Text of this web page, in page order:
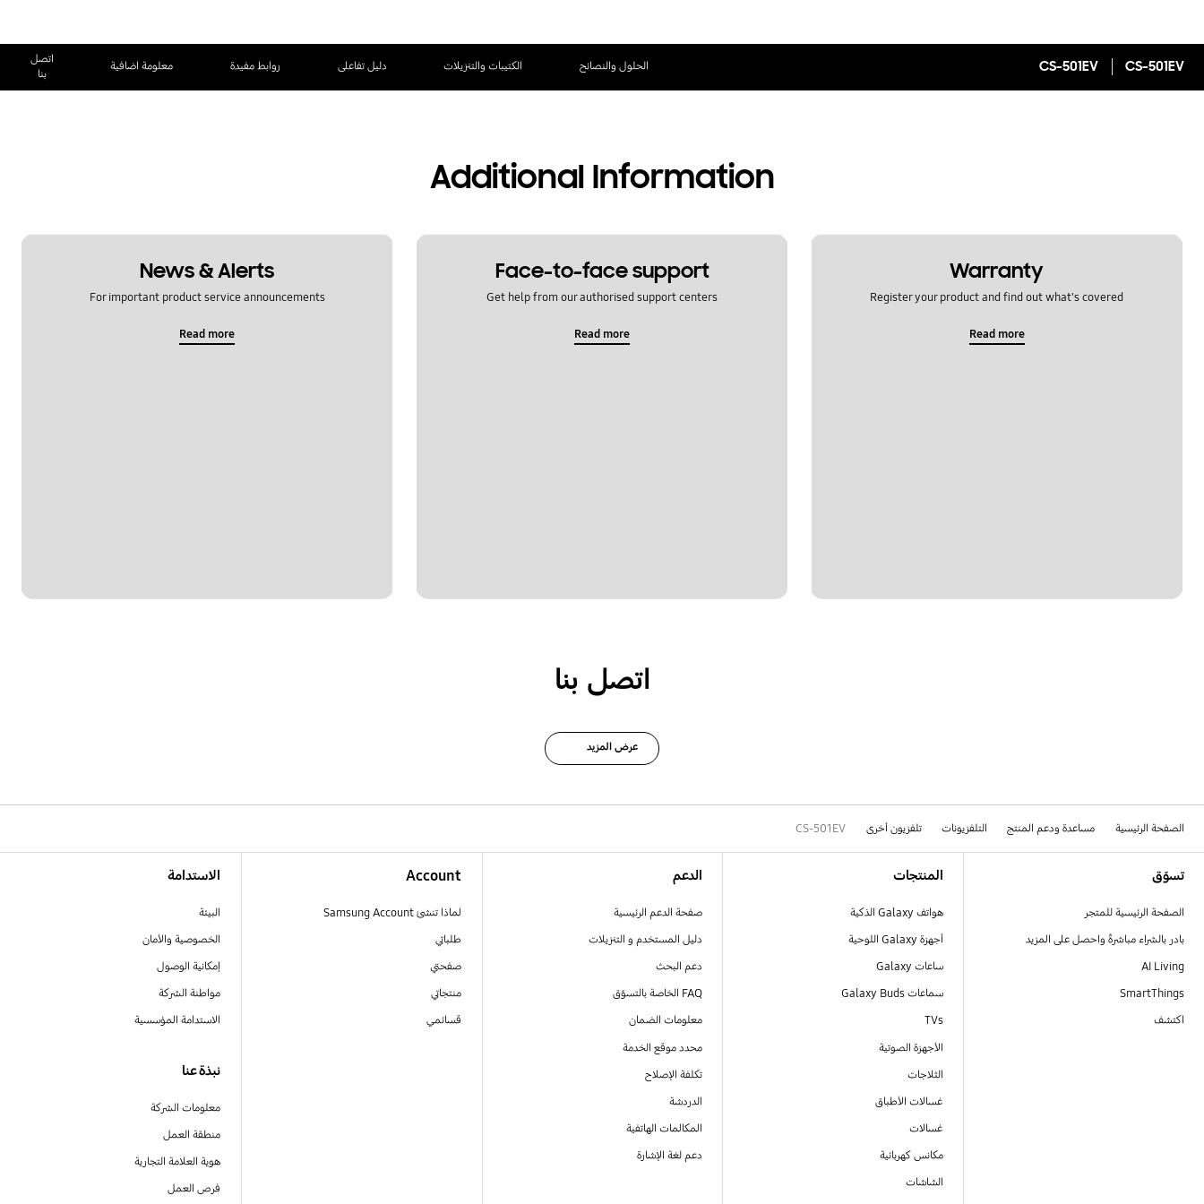
CS-501EV
CS-501EV الحلول والنصائح الكتيبات والتنزيلات دليل تفاعلى روابط مفيدة معلومة اضافية
اتصل
بنا
Additional Information
Warranty
Register your product and find out what's covered
Read more
Face-to-face support
Get help from our authorised support centers
Read more
News & Alerts
For important product service announcements
Read more
اتصل بنا
عرض المزيد
الصفحة الرئيسية مساعدة ودعم المنتج التلفزيونات تلفزيون أخرى CS-501EV
تسوّق
الصفحة الرئيسية للمتجر
بادر بالشراء مباشرةً واحصل على المزيد
AI Living
SmartThings
اكتشف
المنتجات
هواتف Galaxy الذكية
أجهزة Galaxy اللوحية
ساعات Galaxy
سماعات Galaxy Buds
TVs
الأجهزة الصوتية
الثلاجات
غسالات الأطباق
غسالات
مكانس كهربائية
الشاشات
الدعم
صفحة الدعم الرئيسية
دليل المستخدم و التنزيلات
دعم البحث
FAQ الخاصة بالتسوّق
معلومات الضمان
محدد موقع الخدمة
تكلفة الإصلاح
الدردشة
المكالمات الهاتفية
دعم لغة الإشارة
Account
لماذا تنشئ Samsung Account
طلباتي
صفحتي
منتجاتي
قسائمي
الاستدامة
البيئة
الخصوصية والأمان
إمكانية الوصول
مواطنة الشركة
الاستدامة المؤسسية
نبذة عنا
معلومات الشركة
منطقة العمل
هوية العلامة التجارية
فرص العمل